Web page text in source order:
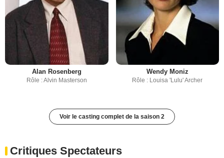
Alan Rosenberg
Rôle : Alvin Masterson
Wendy Moniz
Rôle : Louisa 'Lulu' Archer
Voir le casting complet de la saison 2
Critiques Spectateurs